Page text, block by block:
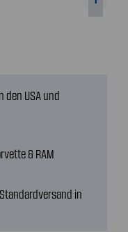
den USA und
& RAM
in